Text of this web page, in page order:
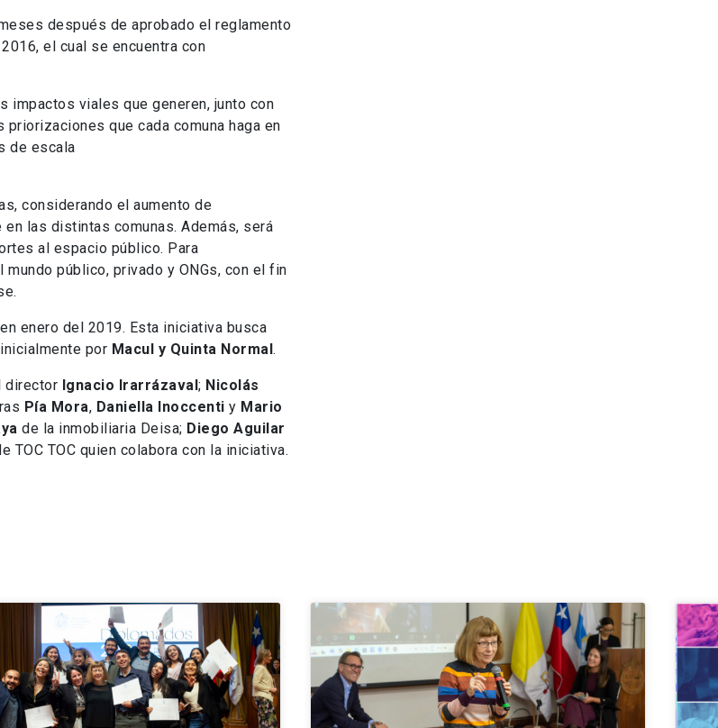
después de aprobado el reglamento
el cual se encuentra con
impactos viales que generen, junto con
que cada comuna haga en
de escala
considerando el aumento de
las distintas comunas. Además, será
al espacio público. Para
público, privado y ONGs, con el fin
enero del 2019. Esta iniciativa busca
por Macul y Quinta Normal.
director Ignacio Irarrázaval; Nicolás
Pía Mora, Daniella Inoccenti y Mario
de la inmobiliaria Deisa; Diego Aguilar
TOC TOC quien colabora con la iniciativa.